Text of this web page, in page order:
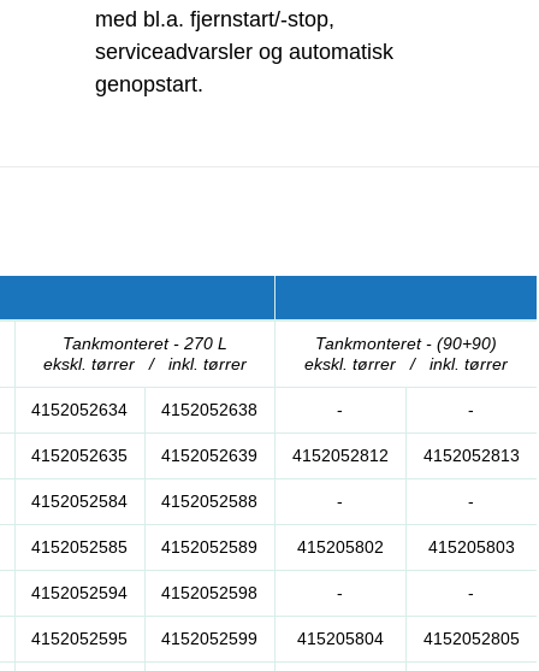
med bl.a. fjernstart/-stop,
serviceadvarsler og automatisk
genopstart.
Tankmonteret - 270 L
ekskl. tørrer / inkl. tørrer
Tankmonteret - (90+90)
ekskl. tørrer / inkl. tørrer
4152052634 4152052638 - -
4152052635 4152052639 4152052812 4152052813
4152052584 4152052588 - -
4152052585 4152052589 415205802 415205803
4152052594 4152052598 - -
4152052595 4152052599 415205804 4152052805